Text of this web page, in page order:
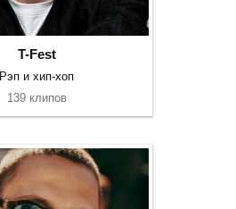
T-Fest
Рэп и хип-хоп
139 клипов